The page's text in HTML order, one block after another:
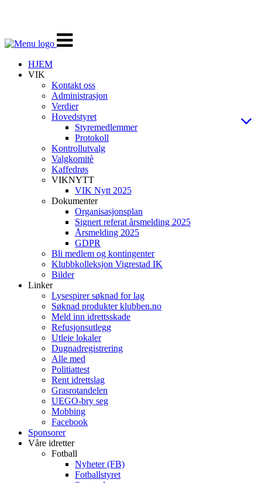
Veksle
navigasjon
HJEM
VIK
Kontakt oss
Administrasjon
Verdier
Hovedstyret
Styremedlemmer
Protokoll
Kontrollutvalg
Valgkomitè
Kaffedrøs
VIKNYTT
VIK Nytt 2025
Dokumenter
Organisasjonsplan
Signert referat årsmelding 2025
Årsmelding 2025
GDPR
Bli medlem og kontingenter
Klubbkolleksjon Vigrestad IK
Bilder
Linker
Lysespirer søknad for lag
Søknad produkter klubben.no
Meld inn idrettsskade
Refusjonsutlegg
Utleie lokaler
Dugnadregistrering
Alle med
Politiattest
Rent idrettslag
Grasrotandelen
UEGO-bry seg
Mobbing
Facebook
Sponsorer
Våre idretter
Fotball
Nyheter (FB)
Fotballstyret